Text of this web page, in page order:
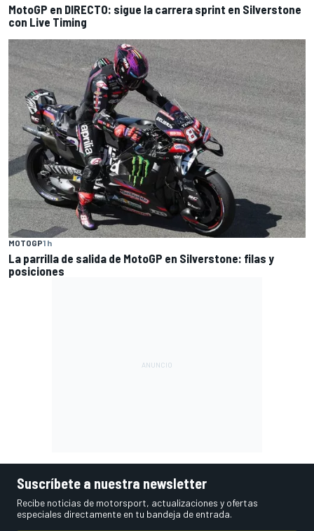
MotoGP en DIRECTO: sigue la carrera sprint en Silverstone
con Live Timing
MOTOGP1 h
La parrilla de salida de MotoGP en Silverstone: filas y
posiciones
Suscríbete a nuestra newsletter
Recibe noticias de motorsport, actualizaciones y ofertas
especiales directamente en tu bandeja de entrada.